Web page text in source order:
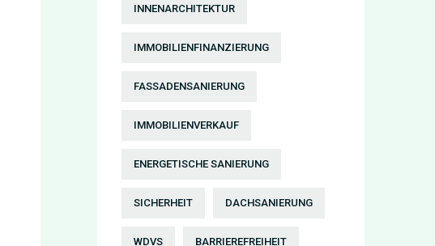
INNENARCHITEKTUR
IMMOBILIENFINANZIERUNG
FASSADENSANIERUNG
IMMOBILIENVERKAUF
ENERGETISCHE SANIERUNG
SICHERHEIT DACHSANIERUNG
WDVS BARRIEREFREIHEIT